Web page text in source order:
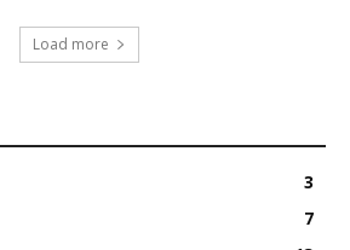
Load more
3
7